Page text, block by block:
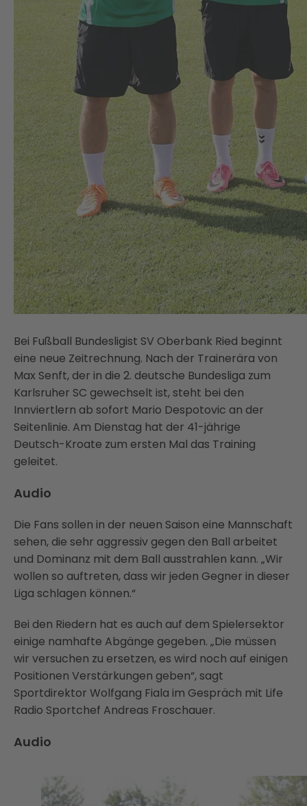
Bei Fußball Bundesligist SV Oberbank Ried beginnt
eine neue Zeitrechnung. Nach der Trainerära von
Max Senft, der in die 2. deutsche Bundesliga zum
Karlsruher SC gewechselt ist, steht bei den
Innviertlern ab sofort Mario Despotovic an der
Seitenlinie. Am Dienstag hat der 41-jährige
Deutsch-Kroate zum ersten Mal das Training
geleitet.
Audio
Die Fans sollen in der neuen Saison eine Mannschaft
sehen, die sehr aggressiv gegen den Ball arbeitet
und Dominanz mit dem Ball ausstrahlen kann. „Wir
wollen so auftreten, dass wir jeden Gegner in dieser
Liga schlagen können.“
Bei den Riedern hat es auch auf dem Spielersektor
einige namhafte Abgänge gegeben. „Die müssen
wir versuchen zu ersetzen, es wird noch auf einigen
Positionen Verstärkungen geben“, sagt
Sportdirektor Wolfgang Fiala im Gespräch mit Life
Radio Sportchef Andreas Froschauer.
Audio